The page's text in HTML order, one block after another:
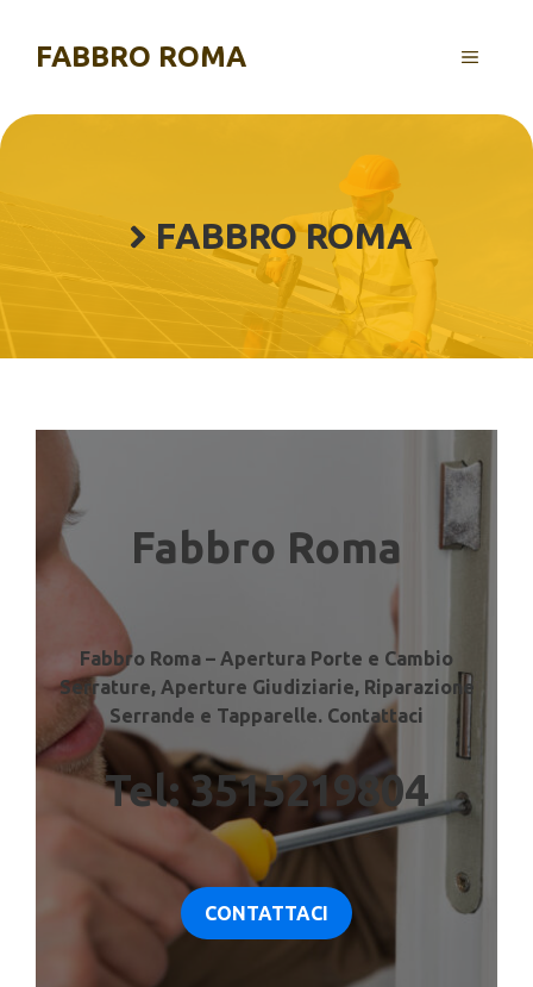
contenuto
FABBRO ROMA MENU
FABBRO ROMA
Fabbro Roma
Fabbro Roma – Apertura Porte e Cambio
Serrature, Aperture Giudiziarie, Riparazione
Serrande e Tapparelle. Contattaci
Tel: 3515219804
CONTATTACI